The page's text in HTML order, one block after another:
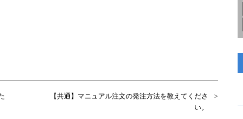
【共通】マニュアル注文の発注方法を教えてくださ
い。